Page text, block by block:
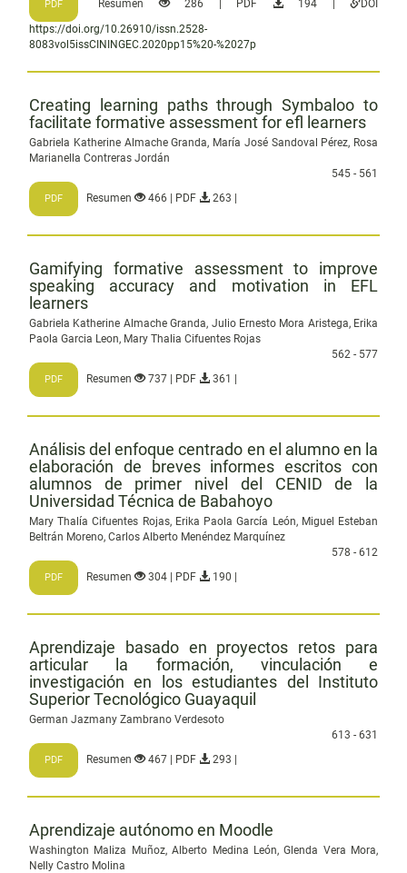
PDF Resumen 286 | PDF 194 |
DOI
https://doi.org/10.26910/issn.2528-
8083vol5issCININGEC.2020pp15%20-%2027p
Creating learning paths through Symbaloo to
facilitate formative assessment for efl learners
Gabriela Katherine Almache Granda, María José Sandoval Pérez, Rosa
Marianella Contreras Jordán
545 - 561
PDF Resumen 466 | PDF 263 |
Gamifying formative assessment to improve
speaking accuracy and motivation in EFL
learners
Gabriela Katherine Almache Granda, Julio Ernesto Mora Aristega, Erika
Paola Garcia Leon, Mary Thalia Cifuentes Rojas
562 - 577
PDF Resumen 737 | PDF 361 |
Análisis del enfoque centrado en el alumno en la
elaboración de breves informes escritos con
alumnos de primer nivel del CENID de la
Universidad Técnica de Babahoyo
Mary Thalía Cifuentes Rojas, Erika Paola García León, Miguel Esteban
Beltrán Moreno, Carlos Alberto Menéndez Marquínez
578 - 612
PDF Resumen 304 | PDF 190 |
Aprendizaje basado en proyectos retos para
articular la formación, vinculación e
investigación en los estudiantes del Instituto
Superior Tecnológico Guayaquil
German Jazmany Zambrano Verdesoto
613 - 631
PDF Resumen 467 | PDF 293 |
Aprendizaje autónomo en Moodle
Washington Maliza Muñoz, Alberto Medina León, Glenda Vera Mora,
Nelly Castro Molina